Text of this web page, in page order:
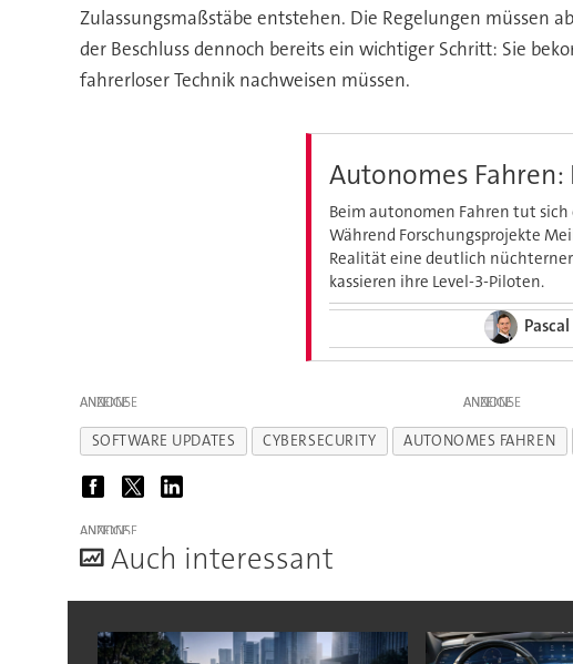
Zulassungsmaßstäbe entstehen. Die Regelungen müssen
der Beschluss dennoch bereits ein wichtiger Schritt: Sie
fahrerloser Technik nachweisen müssen.
Autonomes Fahren:
Beim autonomen Fahren tut sich
Während Forschungsprojekte
Realität eine deutlich
kassieren ihre Level-3-Piloten.
ANZEIGE ANZEIGE
SOFTWARE UPDATES CYBERSECURITY AUTONOMES FAHREN
ANZEIGE
Auch interessant